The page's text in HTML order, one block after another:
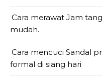
Cara merawat Jam
mudah.
Cara mencuci Sandal
formal di siang hari